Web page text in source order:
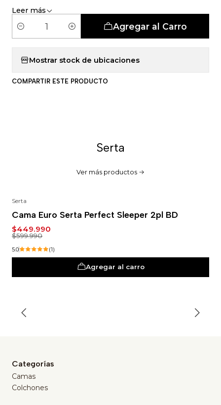
Tipo de Carcasa: Pocket 5 Zonas
Leer más
t
i
Agregar al Carro
Mostrar stock de ubicaciones
COMPARTIR ESTE PRODUCTO
Serta
Ver más productos
Serta
Cama Euro Serta Perfect Sleeper 2pl BD
$449.990
$599.990
5.0 (1)
Agregar al carro
Categorías
Camas
Colchones